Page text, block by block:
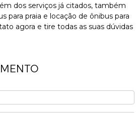
dos serviços já citados, também
para praia e locação de ônibus para
agora e tire todas as suas dúvidas